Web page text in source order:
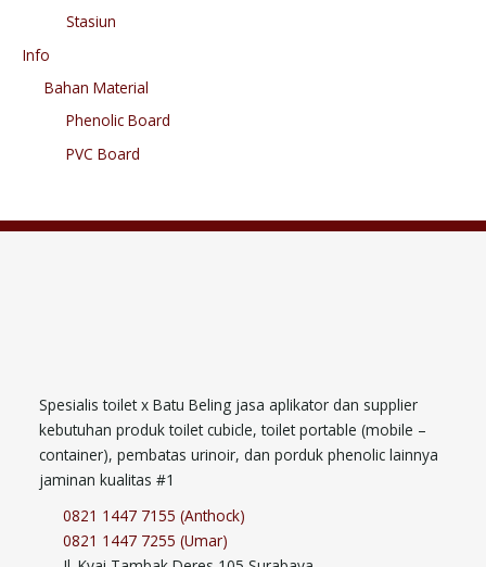
Stasiun
Info
Bahan Material
Phenolic Board
PVC Board
Spesialis toilet x Batu Beling jasa aplikator dan supplier
kebutuhan produk toilet cubicle, toilet portable (mobile –
container), pembatas urinoir, dan porduk phenolic lainnya
jaminan kualitas #1
0821 1447 7155 (Anthock)
0821 1447 7255 (Umar)